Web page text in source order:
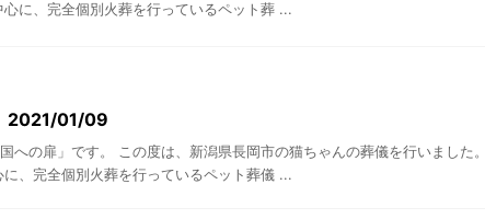
に、完全個別火葬を行っているペット葬 ...
2021/01/09
への扉」です。 この度は、新潟県長岡市の猫ちゃんの葬儀を行いました
、完全個別火葬を行っているペット葬儀 ...